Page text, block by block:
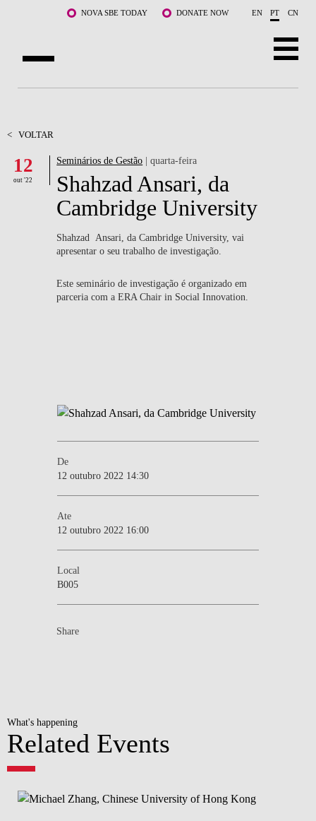
Saltar para o conteúdo principalNOVA SBE TODAY DONATE NOW EN PT CN
DOCENTES E INVESTIGAÇÃO
COMUNIDADE
WHAT'S HAPPENING
< VOLTAR
12
out '22
Seminários de Gestão | quarta-feira
Shahzad Ansari, da
Cambridge University
Shahzad Ansari, da Cambridge University, vai
apresentar o seu trabalho de investigação.
Este seminário de investigação é organizado em
parceria com a ERA Chair in Social Innovation.
De
12 outubro 2022 14:30
Ate
12 outubro 2022 16:00
Local
B005
Share
What's happening
Related Events